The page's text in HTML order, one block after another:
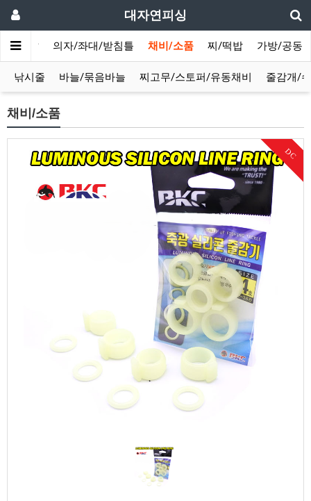
대자연피싱
/텐트 의자/좌대/받침틀 채비/소품 찌/떡밥 가방/공동
낚시줄 바늘/묶음바늘 찌고무/스토퍼/유동채비 줄감개/
채비/소품
DC